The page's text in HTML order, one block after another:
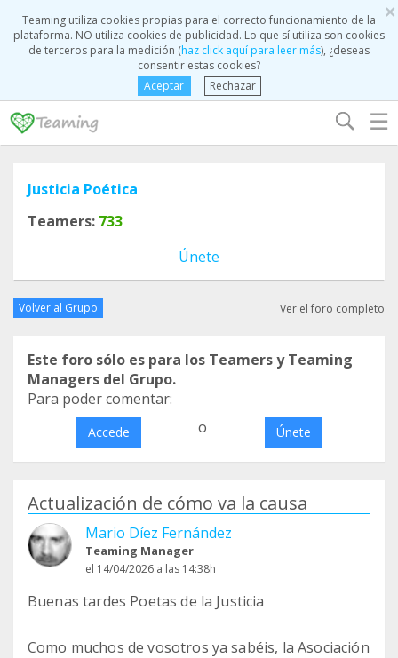
×
Teaming utiliza cookies propias para el correcto funcionamiento de la
plataforma. NO utiliza cookies de publicidad. Lo que sí utiliza son cookies
de terceros para la medición (haz click aquí para leer más), ¿deseas
consentir estas cookies?
Aceptar
Rechazar
☰
Justicia Poética
Teamers: 733
Únete
Volver al Grupo Ver el foro completo
Este foro sólo es para los Teamers y Teaming
Managers del Grupo.
Para poder comentar:
Accede o Únete
Actualización de cómo va la causa
Mario Díez Fernández
Teaming Manager
el 14/04/2026 a las 14:38h
Buenas tardes Poetas de la Justicia
Como muchos de vosotros ya sabéis, la Asociación